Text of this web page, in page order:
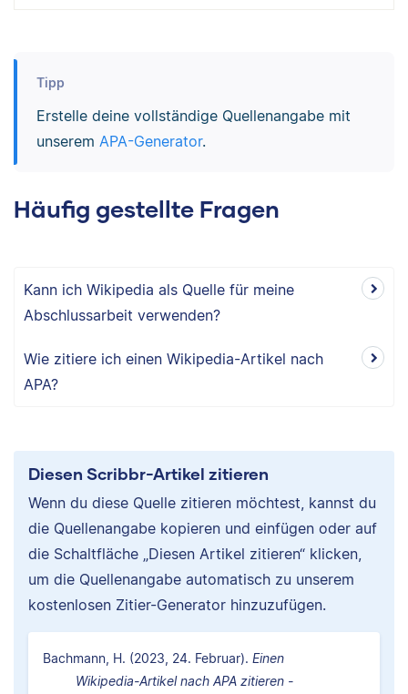
Tipp
Erstelle deine vollständige Quellenangabe mit
unserem APA-Generator.
Häufig gestellte Fragen
Kann ich Wikipedia als Quelle für meine
Abschlussarbeit verwenden?
Wie zitiere ich einen Wikipedia-Artikel nach
APA?
Diesen Scribbr-Artikel zitieren
Wenn du diese Quelle zitieren möchtest, kannst du
die Quellenangabe kopieren und einfügen oder auf
die Schaltfläche „Diesen Artikel zitieren“ klicken,
um die Quellenangabe automatisch zu unserem
kostenlosen Zitier-Generator hinzuzufügen.
Bachmann, H. (2023, 24. Februar). Einen
Wikipedia-Artikel nach APA zitieren -